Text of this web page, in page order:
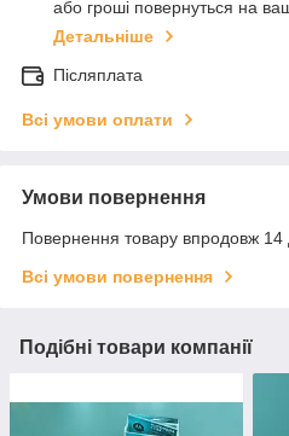
або гроші повернуться на
Детальніше
Післяплата
Всі умови оплати
Умови повернення
Повернення товару впродовж 14
Всі умови повернення
Подібні товари компанії